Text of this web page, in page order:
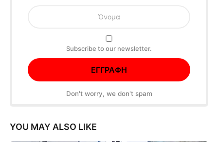
Subscribe to our newsletter.
Don't worry, we don't spam
YOU MAY ALSO LIKE